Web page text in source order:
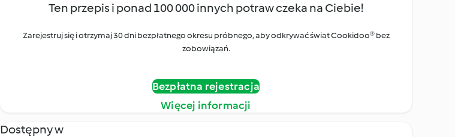
Ten przepis i ponad 100 000 innych potraw czeka na Ciebie!
Zarejestruj się i otrzymaj 30 dni bezpłatnego okresu próbnego, aby odkrywać świat Cookidoo® bez
zobowiązań.
Bezpłatna rejestracja
Więcej informacji
Dostępny w